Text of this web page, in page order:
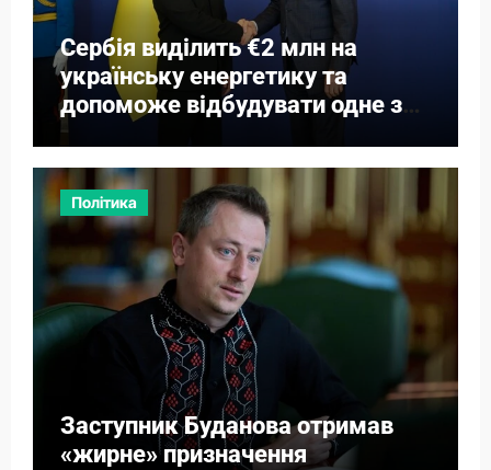
Сербія виділить €2 млн на
українську енергетику та
допоможе відбудувати одне з
міст
Політика
Заступник Буданова отримав
«жирне» призначення